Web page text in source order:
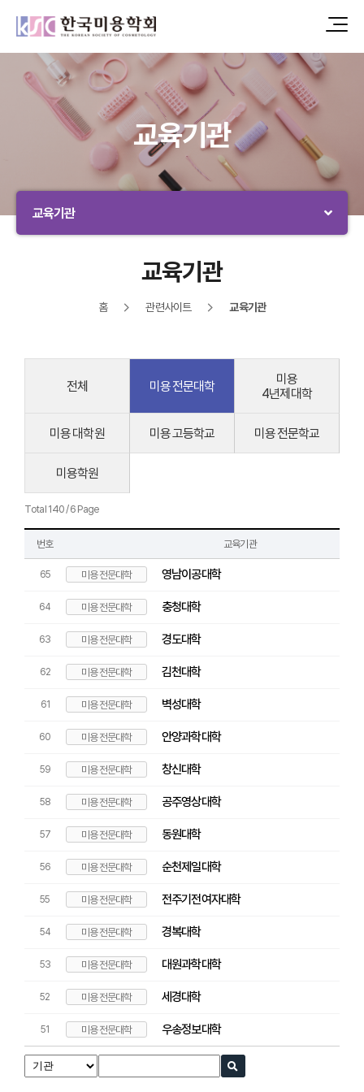
교육기관
교육기관
교육기관
홈 관련사이트 교육기관
전체 미용 전문대학
미용
4년제대학
미용 대학원 미용 고등학교 미용 전문학교
미용학원
Total 140 / 6 Page
번호 교육기관
65 미용 전문대학 영남이공대학
64 미용 전문대학 충청대학
63 미용 전문대학 경도대학
62 미용 전문대학 김천대학
61 미용 전문대학 벽성대학
60 미용 전문대학 안양과학대학
59 미용 전문대학 창신대학
58 미용 전문대학 공주영상대학
57 미용 전문대학 동원대학
56 미용 전문대학 순천제일대학
55 미용 전문대학 전주기전여자대학
54 미용 전문대학 경복대학
53 미용 전문대학 대원과학대학
52 미용 전문대학 세경대학
51 미용 전문대학 우송정보대학